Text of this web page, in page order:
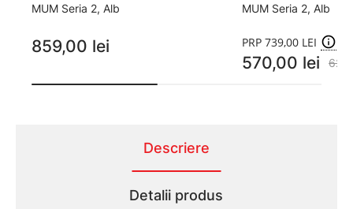
MUM Seria 2, Alb
859,00 lei
MUM Seria 2, Alb
PRP 739,00 LEI
570,00 lei
Descriere
Detalii produs